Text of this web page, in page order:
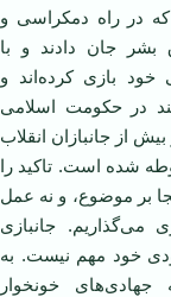
که در راه دمکراسی و
بشر جان دادند و با
خود بازی کرده‌اند و
در حکومت اسلامی
بیش از جانبازان انقلاب
شده است. تاکید را
بر موضوع، و نه عمل
می‌گذاریم. جانبازی
خود مهم نیست. به
جهادی‌های خونخوار